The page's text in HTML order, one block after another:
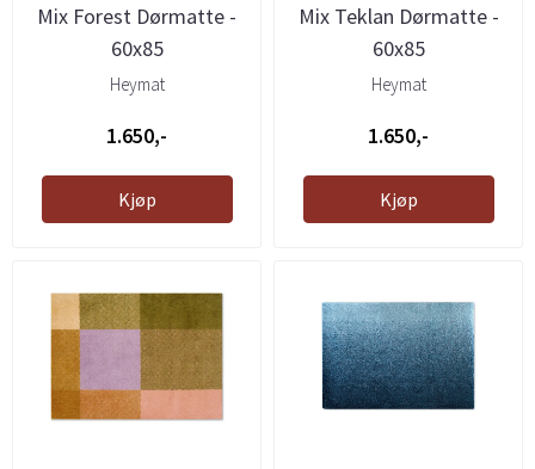
Mix Forest Dørmatte -
60x85
Heymat
1.650,-
Kjøp
Mix Teklan Dørmatte -
60x85
Heymat
1.650,-
Kjøp